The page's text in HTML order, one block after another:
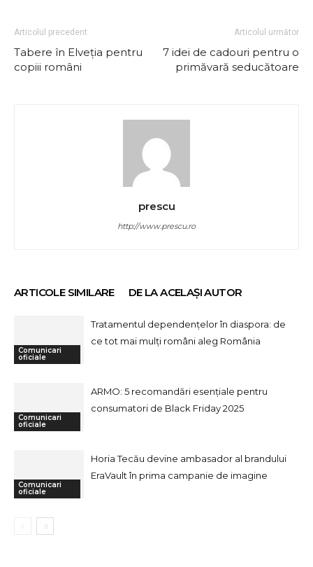
Articolul precedent
Tabere în Elveţia pentru
copiii români
Articolul următor
7 idei de cadouri pentru o
primăvară seducătoare
prescu
http://www.prescu.ro
ARTICOLE SIMILARE DE LA ACELAȘI AUTOR
Comunicari
oficiale
Tratamentul dependențelor în diaspora: de
ce tot mai mulți români aleg România
Comunicari
oficiale
ARMO: 5 recomandări esențiale pentru
consumatori de Black Friday 2025
Comunicari
oficiale
Horia Tecău devine ambasador al brandului
EraVault în prima campanie de imagine